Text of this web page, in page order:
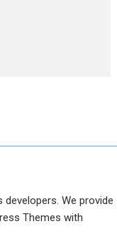
We provide
Themes with